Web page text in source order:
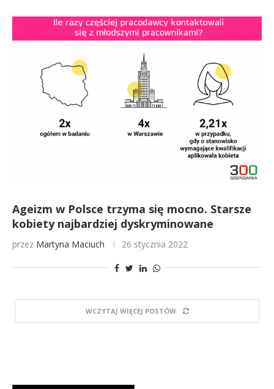
Ageizm w Polsce trzyma się mocno. Starsze
kobiety najbardziej dyskryminowane
przez Martyna Maciuch 26 stycznia 2022
WCZYTAJ WIĘCEJ POSTÓW